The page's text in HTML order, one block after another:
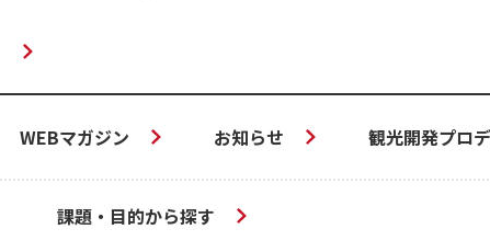
WEBマガジン お知らせ 観光開発プロ
課題・目的から探す